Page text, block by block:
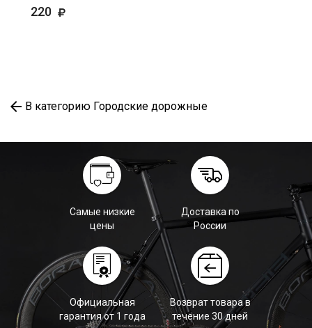
220
В категорию Городские дорожные
Самые низкие
цены
Доставка по
России
Официальная
гарантия от 1 года
Возврат товара в
течение 30 дней